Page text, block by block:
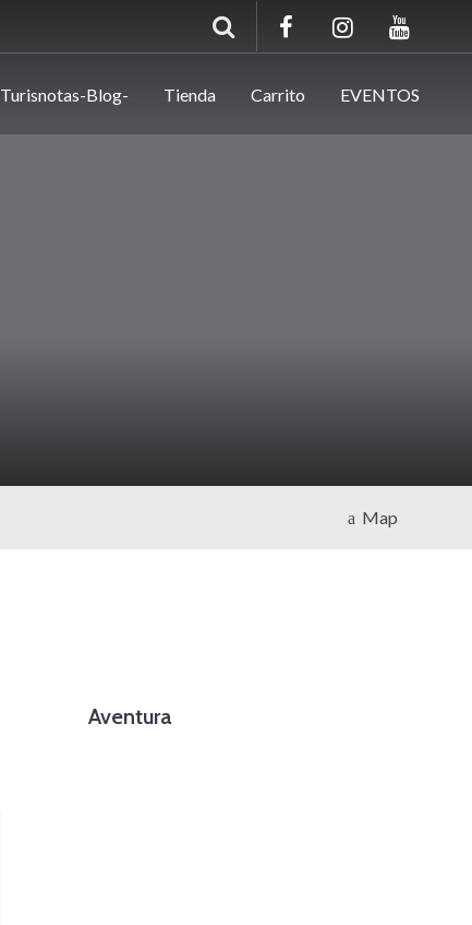
Turisnotas-Blog- Tienda Carrito EVENTOS
Map
Aventura